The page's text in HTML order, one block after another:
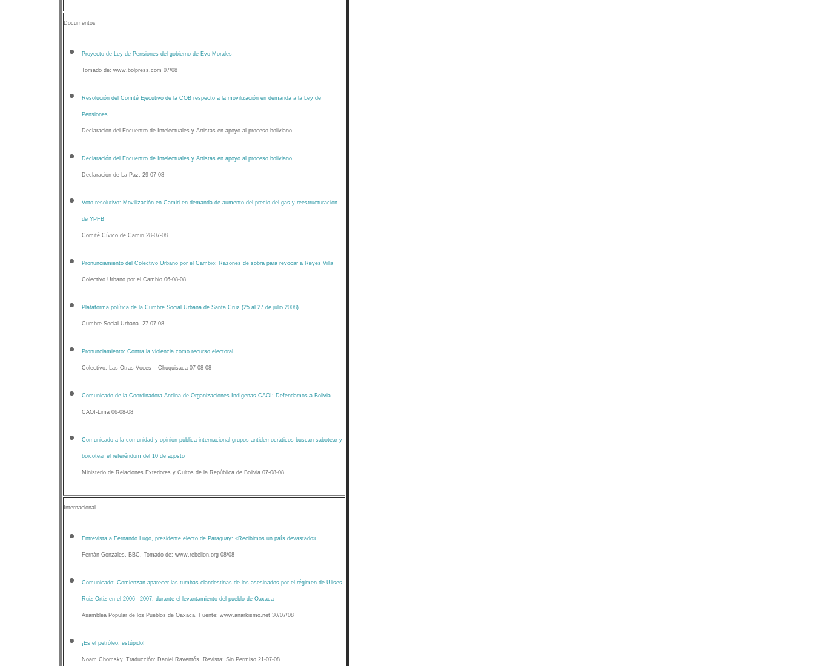
Documentos
Proyecto de Ley de Pensiones del gobierno de Evo Morales
Tomado de: www.bolpress.com 07/08
Resolución del Comité Ejecutivo de la COB respecto a la movilización en demanda a la Ley de
Pensiones
Declaración del Encuentro de Intelectuales y Artistas en apoyo al proceso boliviano
Declaración del Encuentro de Intelectuales y Artistas en apoyo al proceso boliviano
Declaración de La Paz. 29-07-08
Voto resolutivo: Movilización en Camiri en demanda de aumento del precio del gas y reestructuración
de YPFB
Comité Cívico de Camiri 28-07-08
Pronunciamiento del Colectivo Urbano por el Cambio: Razones de sobra para revocar a Reyes Villa
Colectivo Urbano por el Cambio 06-08-08
Plataforma política de la Cumbre Social Urbana de Santa Cruz (25 al 27 de julio 2008)
Cumbre Social Urbana. 27-07-08
Pronunciamiento: Contra la violencia como recurso electoral
Colectivo: Las Otras Voces – Chuquisaca 07-08-08
Comunicado de la Coordinadora Andina de Organizaciones Indígenas-CAOI: Defendamos a Bolivia
CAOI-Lima 06-08-08
Comunicado a la comunidad y opinión pública internacional grupos antidemocráticos buscan sabotear y
boicotear el referéndum del 10 de agosto
Ministerio de Relaciones Exteriores y Cultos de la República de Bolivia 07-08-08
Internacional
Entrevista a Fernando Lugo, presidente electo de Paraguay: «Recibimos un país devastado»
Fernán Gonzáles. BBC. Tomado de: www.rebelion.org 08/08
Comunicado: Comienzan aparecer las tumbas clandestinas de los asesinados por el régimen de Ulises
Ruiz Ortiz en el 2006– 2007, durante el levantamiento del pueblo de Oaxaca
Asamblea Popular de los Pueblos de Oaxaca. Fuente: www.anarkismo.net 30/07/08
¡Es el petróleo, estúpido!
Noam Chomsky. Traducción: Daniel Raventós. Revista: Sin Permiso 21-07-08